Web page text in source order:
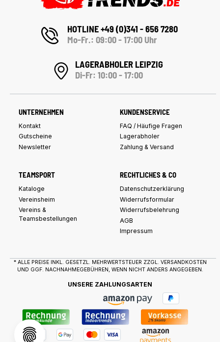
HOTLINE +49 (0)341 - 656 7280
Mo-Fr.: 09:00 - 17:00 Uhr
LAGERABHOLER LEIPZIG
Di-Fr: 10:00 - 17:00
UNTERNEHMEN
Kontakt
Gutscheine
Newsletter
KUNDENSERVICE
FAQ / Häufige Fragen
Lagerabholer
Zahlung & Versand
TEAMSPORT
Kataloge
Vereinsheim
Vereins &
Teamsbestellungen
RECHTLICHES & CO
Datenschutzerklärung
Widerrufsformular
Widerrufsbelehrung
AGB
Impressum
* ALLE PREISE INKL. GESETZL. MEHRWERTSTEUER ZZGL. VERSANDKOSTEN
UND GGF. NACHNAHMEGEBÜHREN, WENN NICHT ANDERS ANGEGEBEN.
UNSERE ZAHLUNGSARTEN